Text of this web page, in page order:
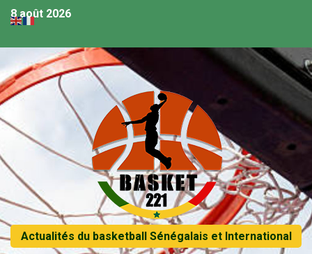
8 août 2026
Actualités du basketball Sénégalais et International